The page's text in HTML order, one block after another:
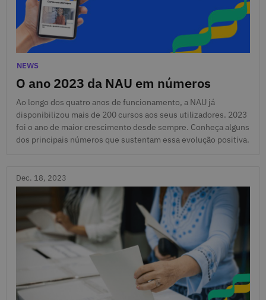
O ano 2023 da NAU em números
Dec. 18, 2023
Categories
NEWS
Ao longo dos quatro anos de funcionamento, a NAU já
disponibilizou mais de 200 cursos aos seus utilizadores. 2023
foi o ano de maior crescimento desde sempre. Conheça alguns
dos principais números que sustentam essa evolução positiva.
Dec. 18, 2023